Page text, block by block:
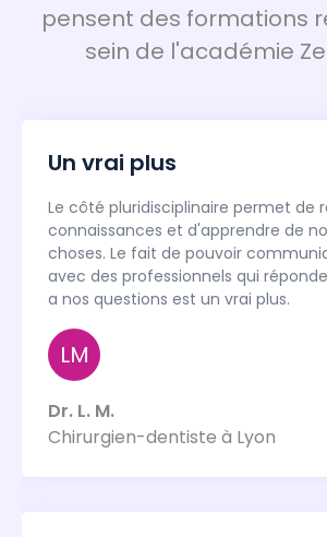
pensent des formations
sein de l'académie
Un vrai plus
Le côté pluridisciplinaire permet de
connaissances et d'apprendre de
choses. Le fait de pouvoir
avec des professionnels qui
a nos questions est un vrai plus.
LM
Dr. L. M.
Chirurgien-dentiste à Lyon